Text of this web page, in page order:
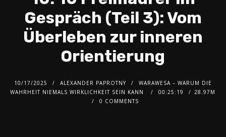
Gespräch (Teil 3): Vom
Überleben zur inneren
Orientierung
10/17/2025 ALEXANDER PAPROTNY
WARAWESA – WARUM DIE
WAHRHEIT NIEMALS WIRKLICHKEIT SEIN KANN
00:25:19
28.97M
0 COMMENTS